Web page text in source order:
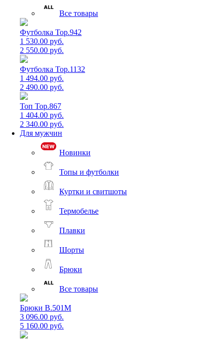
Все товары
Футболка Top.942
1 530.00 руб.
2 550.00 руб.
Футболка Top.1132
1 494.00 руб.
2 490.00 руб.
Топ Top.867
1 404.00 руб.
2 340.00 руб.
Для мужчин
Новинки
Топы и футболки
Куртки и свитшоты
Термобелье
Плавки
Шорты
Брюки
Все товары
Брюки B.501M
3 096.00 руб.
5 160.00 руб.